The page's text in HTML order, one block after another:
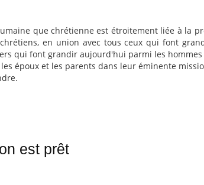
que chrétienne est étroitement liée à la
en union avec tous ceux qui font
qui font grandir aujourd'hui parmi les
époux et les parents dans leur éminente
est prêt